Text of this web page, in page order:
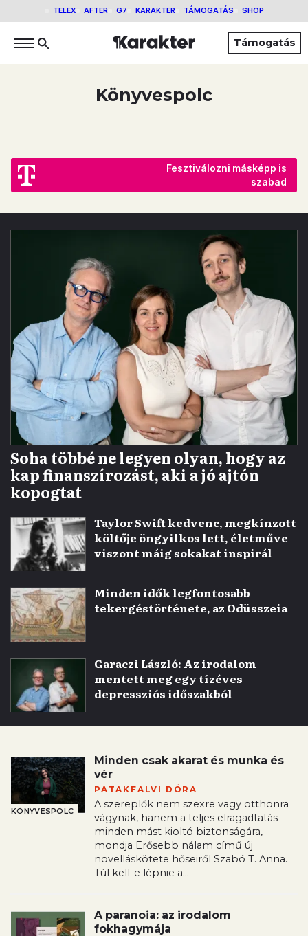
TELEX AFTER G7 KARAKTER TÁMOGATÁS SHOP
Támogatás
Könyvespolc
Fesztiválozni másképp is
szabad
Soha többé ne legyen olyan, hogy az
kap finanszírozást, aki a jó ajtón
kopogtat
Taylor Swift kedvenc, megkínzott
költője öngyilkos lett, életműve
viszont máig sokakat inspirál
Minden idők legfontosabb
tekergéstörténete, az Odüsszeia
Garaczi László: Az irodalom
mentett meg egy tízéves
depressziós időszakból
KÖNYVESPOLC
Minden csak akarat és munka és
vér
PATAKFALVI DÓRA
A szereplők nem szexre vagy otthonra
vágynak, hanem a teljes elragadtatás
minden mást kioltó biztonságára,
mondja Erősebb nálam című új
novelláskötete hőseiről Szabó T. Anna.
Túl kell-e lépnie a...
A paranoia: az irodalom
fokhagymája